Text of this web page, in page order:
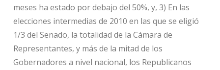
meses ha estado por debajo del 50%, y, 3) En las
elecciones intermedias de 2010 en las que se eligió
1/3 del Senado, la totalidad de la Cámara de
Representantes, y más de la mitad de los
Gobernadores a nivel nacional, los Republicanos